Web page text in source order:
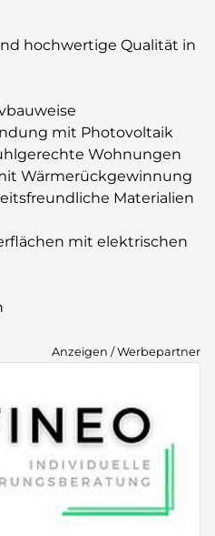
hochwertige Qualität in
mit Photovoltaik
Wohnungen
Wärmerückgewinnung
Materialien
mit elektrischen
Anzeigen / Werbepartner